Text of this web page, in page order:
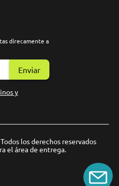
direcamente a
Enviar
y
los derechos reservados
el área de entrega.